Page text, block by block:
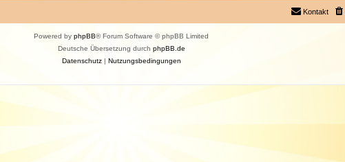
Kontakt
Powered by phpBB® Forum Software © phpBB Limited
Deutsche Übersetzung durch phpBB.de
Datenschutz| Nutzungsbedingungen